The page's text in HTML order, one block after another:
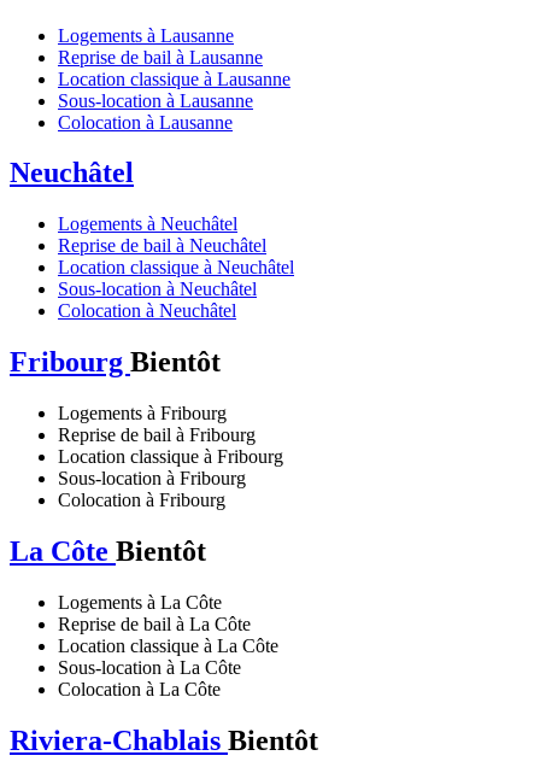
Logements à Lausanne
Reprise de bail à Lausanne
Location classique à Lausanne
Sous-location à Lausanne
Colocation à Lausanne
Neuchâtel
Logements à Neuchâtel
Reprise de bail à Neuchâtel
Location classique à Neuchâtel
Sous-location à Neuchâtel
Colocation à Neuchâtel
Fribourg Bientôt
Logements à Fribourg
Reprise de bail à Fribourg
Location classique à Fribourg
Sous-location à Fribourg
Colocation à Fribourg
La Côte Bientôt
Logements à La Côte
Reprise de bail à La Côte
Location classique à La Côte
Sous-location à La Côte
Colocation à La Côte
Riviera-Chablais Bientôt